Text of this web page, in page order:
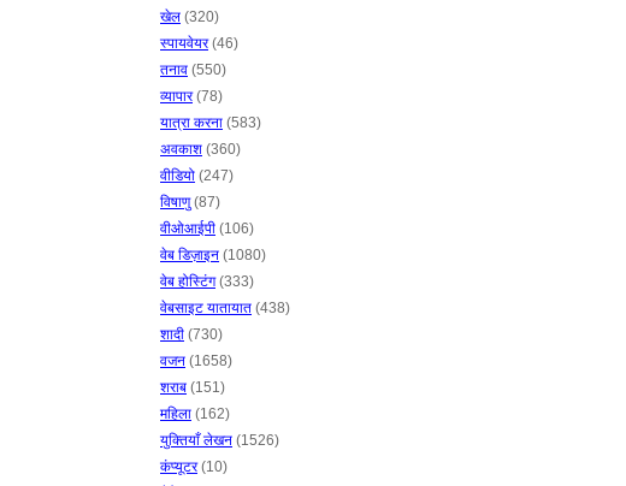
खेल (320)
स्पायवेयर(46)
तनाव (550)
व्यापार(78)
यात्रा करना (583)
अवकाश (360)
वीडियो (247)
विषाणु(87)
वीओआईपी (106)
वेब डिज़ाइन (1080)
वेब होस्टिंग(333)
वेबसाइट यातायात (438)
शादी (730)
वजन (1658)
शराब (151)
महिला (162)
युक्तियाँ लेखन (1526)
कंप्यूटर(10)